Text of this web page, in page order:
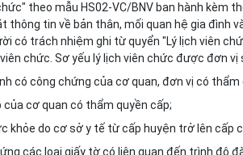
theo mẫu HS02-VC/BNV ban hành kèm
thông tin về bản thân, mối quan hệ gia đình
có trách nhiệm ghi từ quyển "Lý lịch viên
chức. Sơ yếu lý lịch viên chức được đơn
có công chứng của cơ quan, đơn vị có
của cơ quan có thẩm quyền cấp;
khỏe do cơ sở y tế từ cấp huyện trở lên cấp
các loại giấy tờ có liên quan đến trình độ